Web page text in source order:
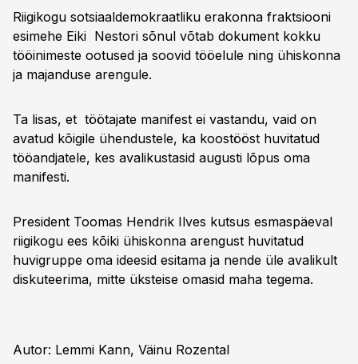
Riigikogu sotsiaaldemokraatliku erakonna fraktsiooni
esimehe Eiki Nestori sõnul võtab dokument kokku
tööinimeste ootused ja soovid tööelule ning ühiskonna
ja majanduse arengule.
Ta lisas, et töötajate manifest ei vastandu, vaid on
avatud kõigile ühendustele, ka koostööst huvitatud
tööandjatele, kes avalikustasid augusti lõpus oma
manifesti.
President Toomas Hendrik Ilves kutsus esmaspäeval
riigikogu ees kõiki ühiskonna arengust huvitatud
huvigruppe oma ideesid esitama ja nende üle avalikult
diskuteerima, mitte üksteise omasid maha tegema.
Autor: Lemmi Kann, Väinu Rozental